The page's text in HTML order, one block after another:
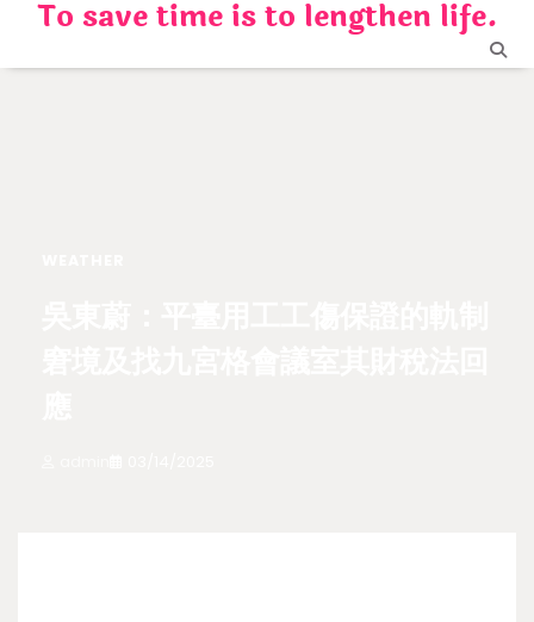
content
To save time is to lengthen life.